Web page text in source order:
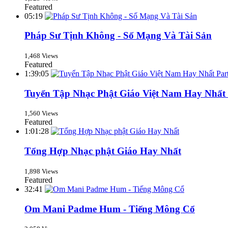
Featured
05:19
Pháp Sư Tịnh Không - Số Mạng Và Tài Sản
1,468 Views
Featured
1:39:05
Tuyển Tập Nhạc Phật Giáo Việt Nam Hay Nhất
1,560 Views
Featured
1:01:28
Tổng Hợp Nhạc phật Giáo Hay Nhất
1,898 Views
Featured
32:41
Om Mani Padme Hum - Tiếng Mông Cổ